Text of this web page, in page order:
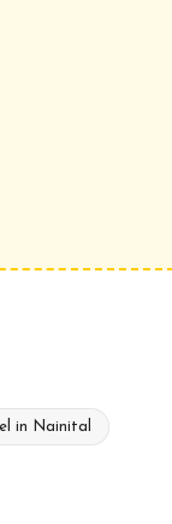
in Nainital